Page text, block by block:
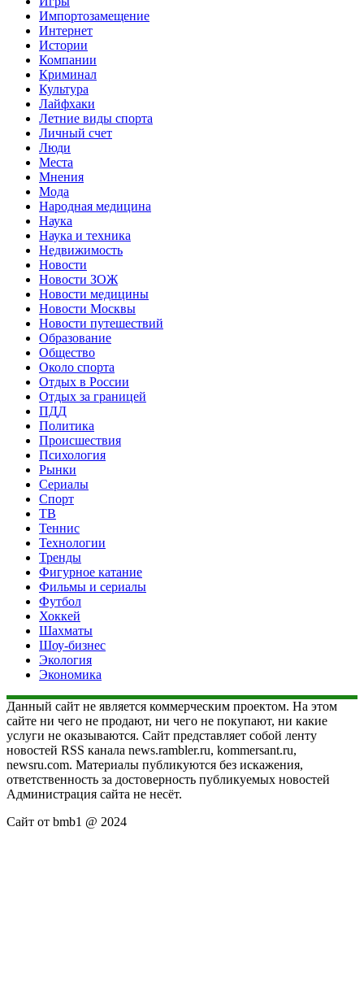
Импортозамещение
Интернет
Истории
Компании
Криминал
Культура
Лайфхаки
Летние виды спорта
Личный счет
Люди
Места
Мнения
Мода
Народная медицина
Наука
Наука и техника
Недвижимость
Новости
Новости ЗОЖ
Новости медицины
Новости Москвы
Новости путешествий
Образование
Общество
Около спорта
Отдых в России
Отдых за границей
ПДД
Политика
Происшествия
Психология
Рынки
Сериалы
Спорт
ТВ
Теннис
Технологии
Тренды
Фигурное катание
Фильмы и сериалы
Футбол
Хоккей
Шахматы
Шоу-бизнес
Экология
Экономика
Данный сайт не является коммерческим проектом. На этом
сайте ни чего не продают, ни чего не покупают, ни какие
услуги не оказываются. Сайт представляет собой ленту
новостей RSS канала news.rambler.ru, kommersant.ru,
newsru.com. Материалы публикуются без искажения,
ответственность за достоверность публикуемых новостей
Администрация сайта не несёт.
Сайт от bmb1 @ 2024